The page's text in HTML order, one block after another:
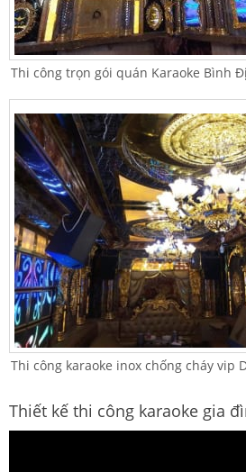
Thi công trọn gói quán Karaoke Bình
Thi công karaoke inox chống cháy vip
Thiết kế thi công karaoke gia